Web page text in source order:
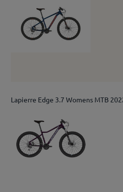
Lapierre Edge 3.7 Womens MTB